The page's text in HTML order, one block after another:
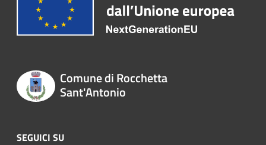
Comune di Rocchetta
Sant'Antonio
SEGUICI SU